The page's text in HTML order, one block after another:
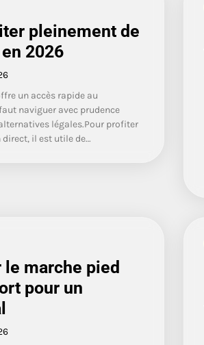
pleinement de
2026
un accès rapide au
naviguer avec prudence
légales.Pour profiter
il est utile de…
marche pied
pour un